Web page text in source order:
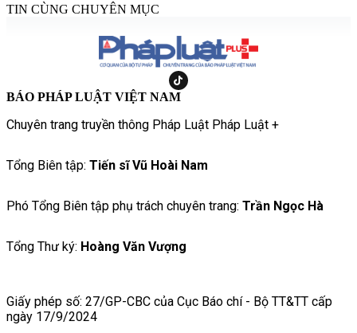
TIN CÙNG CHUYÊN MỤC
BÁO PHÁP LUẬT VIỆT NAM
Chuyên trang truyền thông Pháp Luật Pháp Luật +
Tổng Biên tập: Tiến sĩ Vũ Hoài Nam
Phó Tổng Biên tập phụ trách chuyên trang: Trần Ngọc Hà
Tổng Thư ký: Hoàng Văn Vượng
Giấy phép số: 27/GP-CBC của Cục Báo chí - Bộ TT&TT cấp
ngày 17/9/2024